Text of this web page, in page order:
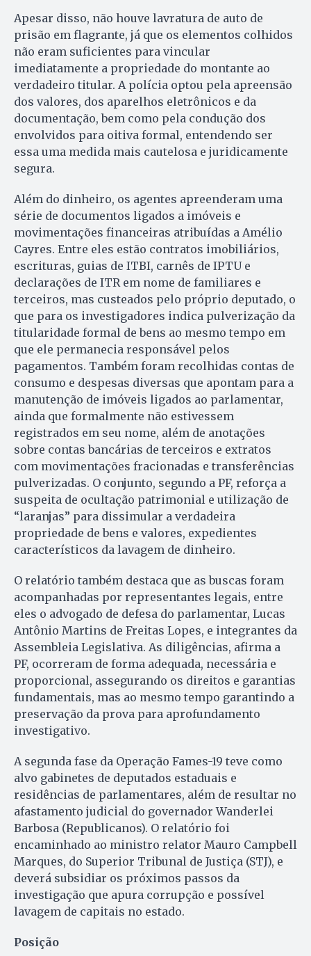
Apesar disso, não houve lavratura de auto de
prisão em flagrante, já que os elementos colhidos
não eram suficientes para vincular
imediatamente a propriedade do montante ao
verdadeiro titular. A polícia optou pela apreensão
dos valores, dos aparelhos eletrônicos e da
documentação, bem como pela condução dos
envolvidos para oitiva formal, entendendo ser
essa uma medida mais cautelosa e juridicamente
segura.
Além do dinheiro, os agentes apreenderam uma
série de documentos ligados a imóveis e
movimentações financeiras atribuídas a Amélio
Cayres. Entre eles estão contratos imobiliários,
escrituras, guias de ITBI, carnês de IPTU e
declarações de ITR em nome de familiares e
terceiros, mas custeados pelo próprio deputado, o
que para os investigadores indica pulverização da
titularidade formal de bens ao mesmo tempo em
que ele permanecia responsável pelos
pagamentos. Também foram recolhidas contas de
consumo e despesas diversas que apontam para a
manutenção de imóveis ligados ao parlamentar,
ainda que formalmente não estivessem
registrados em seu nome, além de anotações
sobre contas bancárias de terceiros e extratos
com movimentações fracionadas e transferências
pulverizadas. O conjunto, segundo a PF, reforça a
suspeita de ocultação patrimonial e utilização de
“laranjas” para dissimular a verdadeira
propriedade de bens e valores, expedientes
característicos da lavagem de dinheiro.
O relatório também destaca que as buscas foram
acompanhadas por representantes legais, entre
eles o advogado de defesa do parlamentar, Lucas
Antônio Martins de Freitas Lopes, e integrantes da
Assembleia Legislativa. As diligências, afirma a
PF, ocorreram de forma adequada, necessária e
proporcional, assegurando os direitos e garantias
fundamentais, mas ao mesmo tempo garantindo a
preservação da prova para aprofundamento
investigativo.
A segunda fase da Operação Fames-19 teve como
alvo gabinetes de deputados estaduais e
residências de parlamentares, além de resultar no
afastamento judicial do governador Wanderlei
Barbosa (Republicanos). O relatório foi
encaminhado ao ministro relator Mauro Campbell
Marques, do Superior Tribunal de Justiça (STJ), e
deverá subsidiar os próximos passos da
investigação que apura corrupção e possível
lavagem de capitais no estado.
Posição